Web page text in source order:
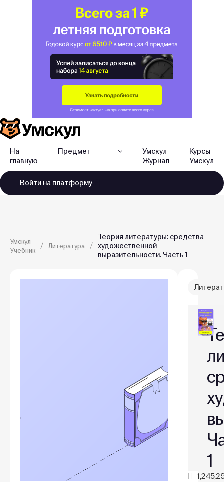
На
главную
Предмет
Умскул
Журнал
Курсы
Умскул
Войти на платформу
Умскул
Учебник
Литература
Теория литературы: средства
художественной
выразительности. Часть 1
1